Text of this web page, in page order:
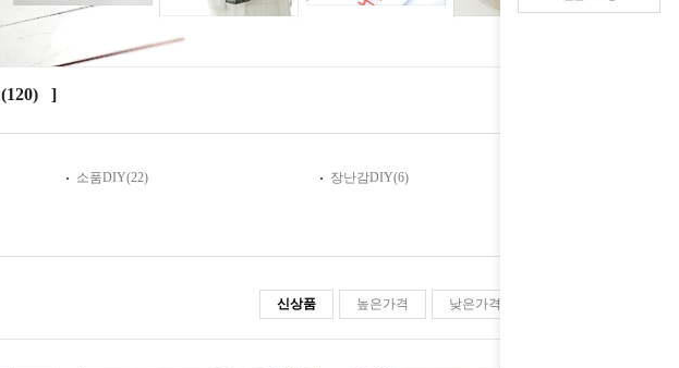
(120) ]
소품DIY(22) 장난감DIY(6)
신상품 높은가격 낮은가격